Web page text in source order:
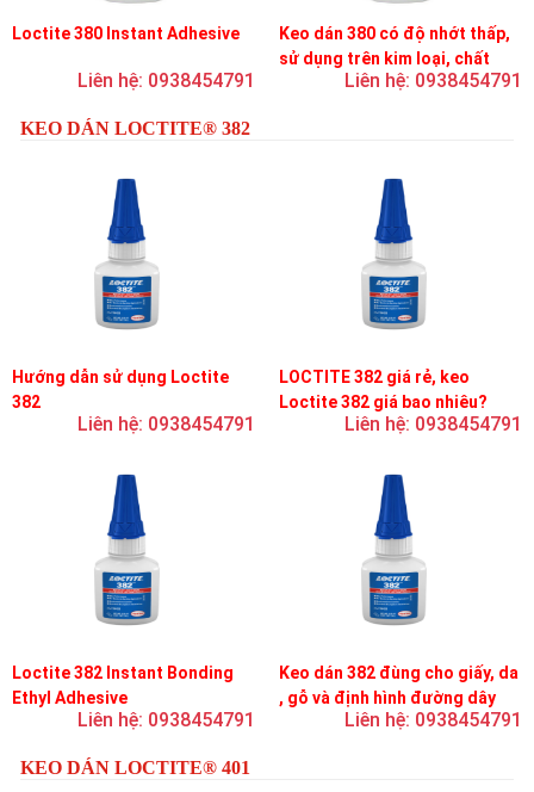
Loctite 380 Instant Adhesive
Liên hệ: 0938454791
Keo dán 380 có độ nhớt thấp,
sử dụng trên kim loại, chất
đàn hồi và nhựaLiên hệ: 0938454791
KEO DÁN LOCTITE® 382
Hướng dẫn sử dụng Loctite
382
Liên hệ: 0938454791
LOCTITE 382 giá rẻ, keo
Loctite 382 giá bao nhiêu?
Liên hệ: 0938454791
Loctite 382 Instant Bonding
Ethyl Adhesive
Liên hệ: 0938454791
Keo dán 382 đùng cho giấy, da
, gỗ và định hình đường dây
trên bản mạchLiên hệ: 0938454791
KEO DÁN LOCTITE® 401